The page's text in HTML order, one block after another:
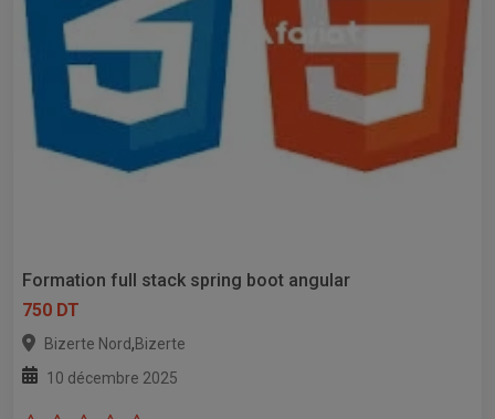
Formation full stack spring boot angular
750 DT
Bizerte Nord,Bizerte
10 décembre 2025